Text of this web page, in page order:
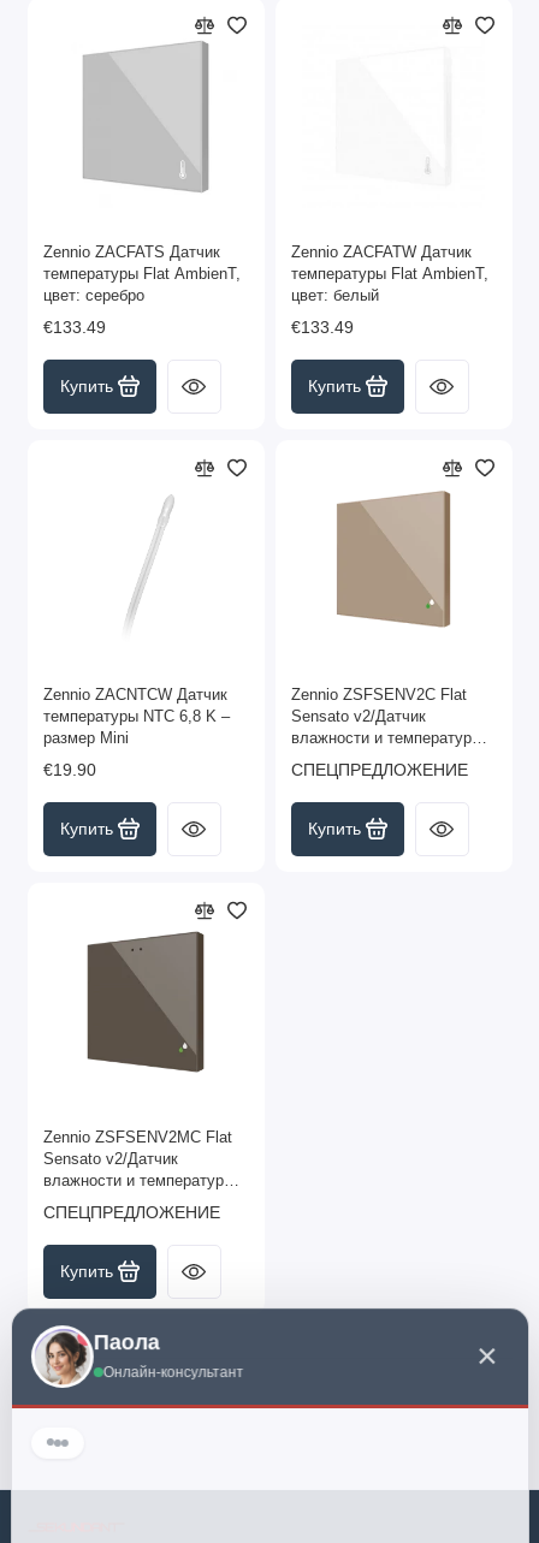
Zennio ZACFATS Датчик
температуры Flat AmbienT,
цвет: серебро
€133.49
Купить
Zennio ZACFATW Датчик
температуры Flat AmbienT,
цвет: белый
€133.49
Купить
Zennio ZACNTCW Датчик
температуры NTC 6,8 K –
размер Mini
€19.90
Купить
Zennio ZSFSENV2C Flat
Sensato v2/Датчик
влажности и температуры
KNX для скрытого
монтажа, цвет шампань
арт. ZSFSENV2C
СПЕЦПРЕДЛОЖЕНИЕ
Купить
Zennio ZSFSENV2MC Flat
Sensato v2/Датчик
влажности и температуры
KNX для скрытого
монтажа, цвет мокко арт.
ZSFSENV2M
СПЕЦПРЕДЛОЖЕНИЕ
Купить
Паола
Онлайн-консультант ×